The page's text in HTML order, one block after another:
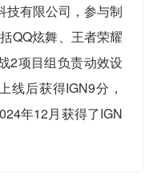
技有限公司，参与制
QQ炫舞、王者荣耀
2项目组负责动效设
线后获得IGN9分，
年12月获得了IGN